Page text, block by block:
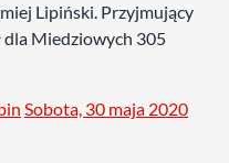
Lipiński. Przyjmujący
dla Miedziowych 305
Sobota, 30 maja 2020